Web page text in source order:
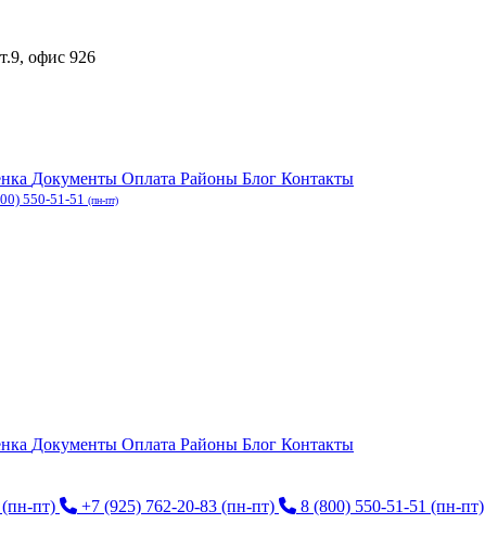
офис 926
Документы Оплата Районы Блог Контакты
550-51-51 (пн-пт)
Документы Оплата Районы Блог Контакты
(пн-пт) +7 (925) 762-20-83 (пн-пт) 8 (800) 550-51-51 (пн-пт)